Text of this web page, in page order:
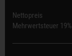
Nettopreis
Mehrwertsteuer 19%